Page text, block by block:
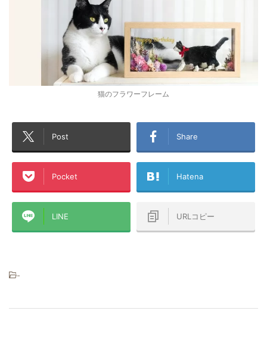
猫のフラワーフレーム
Post Share
Pocket Hatena
LINE URLコピー
-